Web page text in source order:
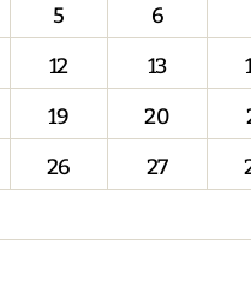
5 6
12 13
19 20
26 27